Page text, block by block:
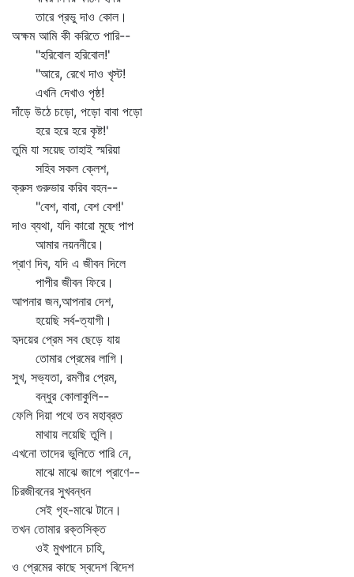
তারে প্রভু দাও কোল।
অক্ষম আমি কী করিতে পারি--
"হরিবোল হরিবোল!'
"আরে, রেখে দাও খৃস্ট!
এখনি দেখাও পৃষ্ঠ!
দাঁড়ে উঠে চড়ো, পড়ো বাবা পড়ো
হরে হরে হরে কৃষ্ট!'
তুমি যা সয়েছ তাহাই স্মরিয়া
সহিব সকল ক্লেশ,
ক্রুস গুরুভার করিব বহন--
"বেশ, বাবা, বেশ বেশ!'
দাও ব্যথা, যদি কারো মুছে পাপ
আমার নয়ননীরে।
প্রাণ দিব, যদি এ জীবন দিলে
পাপীর জীবন ফিরে।
আপনার জন,আপনার দেশ,
হয়েছি সর্ব-ত্যাগী।
হৃদয়ের প্রেম সব ছেড়ে যায়
তোমার প্রেমের লাগি।
সুখ, সভ্যতা, রমণীর প্রেম,
বন্ধুর কোলাকুলি--
ফেলি দিয়া পথে তব মহাব্রত
মাথায় লয়েছি তুলি।
এখনো তাদের ভুলিতে পারি নে,
মাঝে মাঝে জাগে প্রাণে--
চিরজীবনের সুখবন্ধন
সেই গৃহ-মাঝে টানে।
তখন তোমার রক্তসিক্ত
ওই মুখপানে চাহি,
ও প্রেমের কাছে স্বদেশ বিদেশ